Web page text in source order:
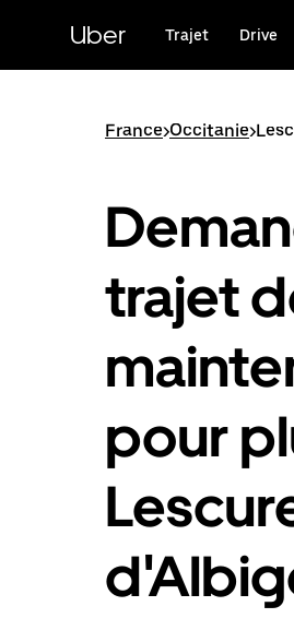
principal
Uber Trajet Drive
France>Occitanie>
trajet
pour